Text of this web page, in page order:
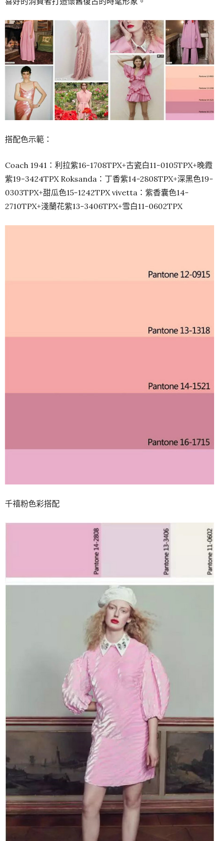
搭配色示範：
Coach 1941：利拉紫16-1708TPX+古瓷白11-0105TPX+晚霞
紫19-3424TPX Roksanda：丁香紫14-2808TPX+深黑色19-
0303TPX+甜瓜色15-1242TPX vivetta：紫香囊色14-
2710TPX+淺蘭花紫13-3406TPX+雪白11-0602TPX
千禧粉色彩搭配